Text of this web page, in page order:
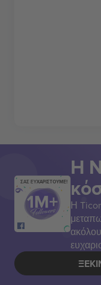
ΣΑΣ ΕΥΧΑΡΙΣΤΟΥΜΕ!
Η
Η